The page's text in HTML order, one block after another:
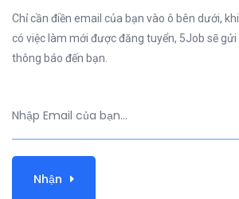
Chỉ cần điền email của bạn vào ô bên dưới, khi
có việc làm mới được đăng tuyển, 5Job sẽ gửi
thông báo đến bạn.
Nhận